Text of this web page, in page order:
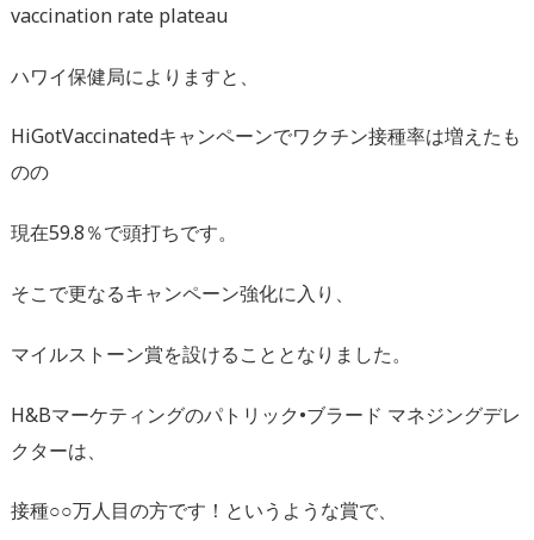
vaccination rate plateau
ハワイ保健局によりますと、
HiGotVaccinatedキャンペーンでワクチン接種率は増えたも
のの
現在59.8％で頭打ちです。
そこで更なるキャンペーン強化に入り、
マイルストーン賞を設けることとなりました。
H&Bマーケティングのパトリック•ブラード マネジングデレ
クターは、
接種○○万人目の方です！というような賞で、